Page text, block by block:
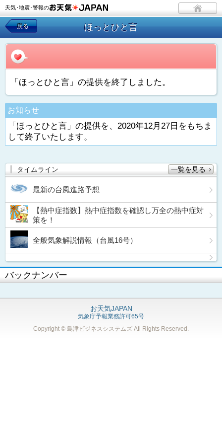
天気･地震･警報の
戻る ほっとひと言
「ほっとひと言」の提供を終了しました。
お知らせ
「ほっとひと言」の提供を、2020年12月27日をもちま
して終了いたします。
タイムライン 一覧を見る
最新の台風進路予想
【熱中症指数】熱中症指数を確認し万全の熱中症対
策を！
全般気象解説情報（台風16号）
バックナンバー
お天気JAPAN
気象庁予報業務許可65号
Copyright © 島津ビジネスシステムズ All Rights Reserved.